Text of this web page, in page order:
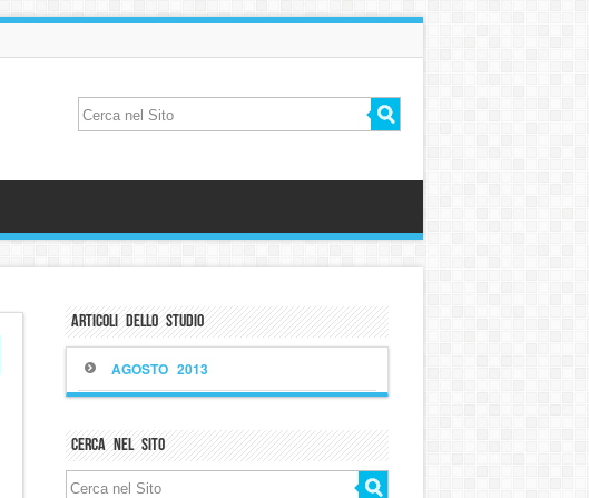
Articoli dello Studio
AGOSTO 2013
Cerca nel sito